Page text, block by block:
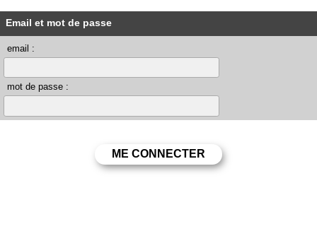
Email et mot de passe
email :
mot de passe :